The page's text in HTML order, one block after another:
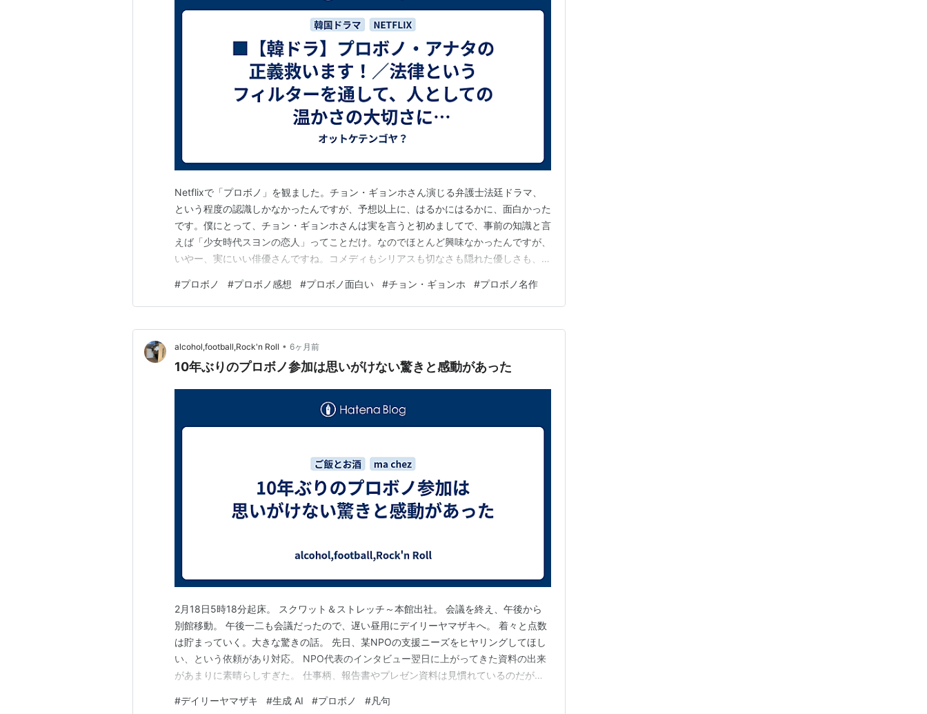
Netflixで「プロボノ」を観ました。チョン・ギョンホさん演じる弁護士法廷ドラマ、
という程度の認識しかなかったんですが、予想以上に、はるかにはるかに、面白かった
です。僕にとって、チョン・ギョンホさんは実を言うと初めましてで、事前の知識と言
えば「少女時代スヨンの恋人」ってことだけ。なのでほとんど興味なかったんですが、
いやー、実にいい俳優さんですね。コメディもシリアスも切なさも隠れた優しさも、も
「チョン・ギョンホにハズレなし」と言われてるだけあります。本当に、主演としてド
ラマを力強く引っ張っていく力のある、素晴らしい俳優…
#プロボノ #プロボノ感想 #プロボノ面白い #チョン・ギョンホ #プロボノ名作
alcohol,football,Rock'n Roll • 6ヶ月前
10年ぶりのプロボノ参加は思いがけない驚きと感動があった
2月18日5時18分起床。 スクワット＆ストレッチ～本館出社。 会議を終え、午後から
別館移動。 午後一二も会議だったので、遅い昼用にデイリーヤマザキへ。 着々と点数
は貯まっていく。大きな驚きの話。 先日、某NPOの支援ニーズをヒヤリングしてほし
い、という依頼があり対応。 NPO代表のインタビュー翌日に上がってきた資料の出来
があまりに素晴らしすぎた。 仕事柄、報告書やプレゼン資料は見慣れているのだが、
て、生成AIで構造整理をして、パワポ化したらしい。 『どんなプロンプトを使うと、
#デイリーヤマザキ #生成 AI #プロボノ #凡句